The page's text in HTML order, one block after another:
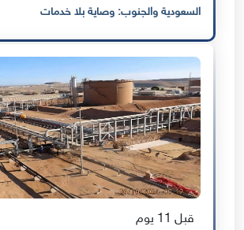
السعودية والجنوب: وصاية بلا خدمات
قبل 11 يوم